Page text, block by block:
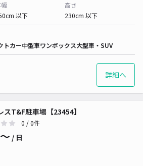
以下
高さ
230cm 以下
トカー中型車ワンボックス大型車・SUV
詳細へ
スT&F駐車場【23454】
0 / 0件
/ 日